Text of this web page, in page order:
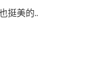
挺美的..